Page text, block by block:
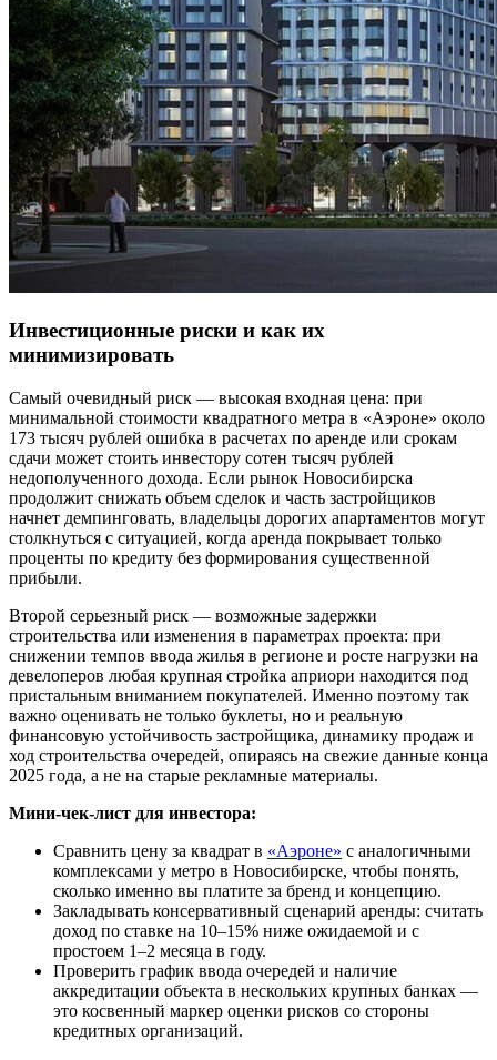
Инвестиционные риски и как их
минимизировать
Самый очевидный риск — высокая входная цена: при
минимальной стоимости квадратного метра в «Аэроне» около
173 тысяч рублей ошибка в расчетах по аренде или срокам
сдачи может стоить инвестору сотен тысяч рублей
недополученного дохода. Если рынок Новосибирска
продолжит снижать объем сделок и часть застройщиков
начнет демпинговать, владельцы дорогих апартаментов могут
столкнуться с ситуацией, когда аренда покрывает только
проценты по кредиту без формирования существенной
прибыли.
Второй серьезный риск — возможные задержки
строительства или изменения в параметрах проекта: при
снижении темпов ввода жилья в регионе и росте нагрузки на
девелоперов любая крупная стройка априори находится под
пристальным вниманием покупателей. Именно поэтому так
важно оценивать не только буклеты, но и реальную
финансовую устойчивость застройщика, динамику продаж и
ход строительства очередей, опираясь на свежие данные конца
2025 года, а не на старые рекламные материалы.
Мини-чек-лист для инвестора:
Сравнить цену за квадрат в «Аэроне» с аналогичными
комплексами у метро в Новосибирске, чтобы понять,
сколько именно вы платите за бренд и концепцию.
Закладывать консервативный сценарий аренды: считать
доход по ставке на 10–15% ниже ожидаемой и с
простоем 1–2 месяца в году.
Проверить график ввода очередей и наличие
аккредитации объекта в нескольких крупных банках —
это косвенный маркер оценки рисков со стороны
кредитных организаций.